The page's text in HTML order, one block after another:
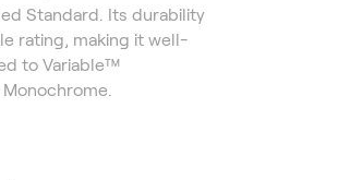
Standard. Its durability
rating, making it well-
to Variable™